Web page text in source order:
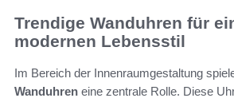
Trendige Wanduhren für
modernen Lebensstil
Im Bereich der Innenraumgestaltung
Wanduhren eine zentrale Rolle. Diese